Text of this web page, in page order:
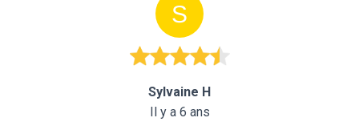
Sylvaine H
Il y a 6 ans